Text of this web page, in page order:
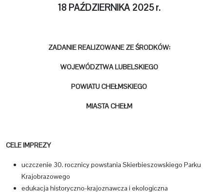
18 PAŹDZIERNIKA 2025 r.
ZADANIE REALIZOWANE ZEŚRODKÓW:
WOJEWÓDZTWA LUBELSKIEGO
POWIATU CHEŁMSKIEGO
MIASTA CHEŁM
CELE IMPREZY
uczczenie 30. rocznicy powstania Skierbieszowskiego Parku
Krajobrazowego
edukacja historyczno-krajoznawcza i ekologiczna